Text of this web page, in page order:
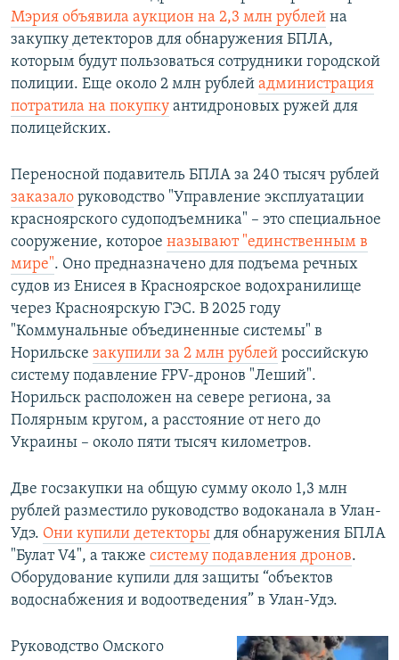
Мэрия объявила аукцион на 2,3 млн рублей на
закупку детекторов для обнаружения БПЛА,
которым будут пользоваться сотрудники городской
полиции. Еще около 2 млн рублей администрация
потратила на покупку антидроновых ружей для
полицейских.
Переносной подавитель БПЛА за 240 тысяч рублей
заказало руководство "Управление эксплуатации
красноярского судоподъемника" – это специальное
сооружение, которое называют "единственным в
мире". Оно предназначено для подъема речных
судов из Енисея в Красноярское водохранилище
через Красноярскую ГЭС. В 2025 году
"Коммунальные объединенные системы" в
Норильске закупили за 2 млн рублей российскую
систему подавление FPV-дронов "Леший".
Норильск расположен на севере региона, за
Полярным кругом, а расстояние от него до
Украины – около пяти тысяч километров.
Две госзакупки на общую сумму около 1,3 млн
рублей разместило руководство водоканала в Улан-
Удэ. Они купили детекторы для обнаружения БПЛА
"Булат V4", а также систему подавления дронов.
Оборудование купили для защиты “объектов
водоснабжения и водоотведения” в Улан-Удэ.
Руководство Омского